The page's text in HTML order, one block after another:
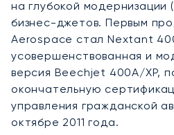
на глубокой модернизации
бизнес-джетов. Первым
Aerospace стал Nextant
усовершенствованная и
версия Beechjet 400A/XP,
окончательную
управления гражданской
октябре 2011 года.